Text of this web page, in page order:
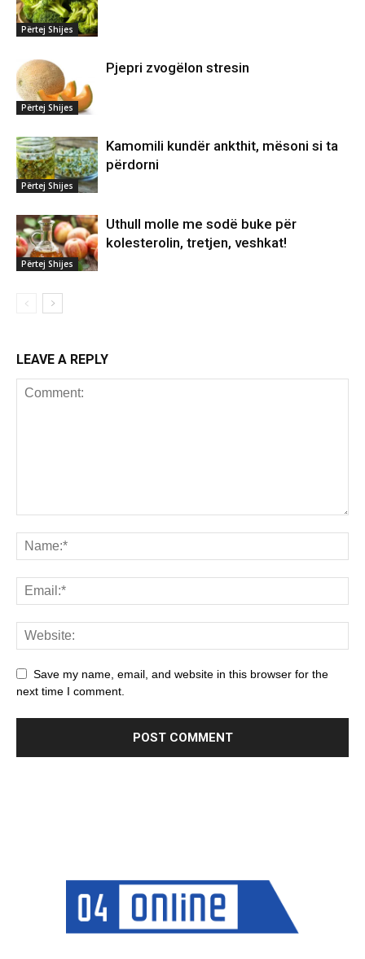
Përtej Shijes
Përtej Shijes
Pjepri zvogëlon stresin
Përtej Shijes
Kamomili kundër ankthit, mësoni si ta
përdorni
Përtej Shijes
Uthull molle me sodë buke për
kolesterolin, tretjen, veshkat!
LEAVE A REPLY
Save my name, email, and website in this browser for the
next time I comment.